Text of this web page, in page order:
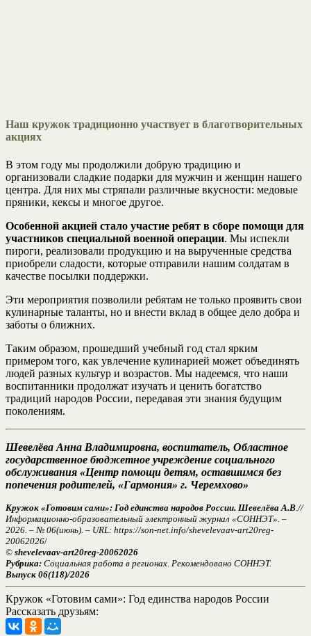
Наш кружок традиционно участвует в благотворительных
акциях
В этом году мы продолжили добрую традицию и
организовали сладкие подарки для мужчин и женщин нашего
центра. Для них мы стряпали различные вкусности: медовые
пряники, кексы и многое другое.
Особенной акцией стало участие ребят в сборе помощи для
участников специальной военной операции. Мы испекли
пироги, реализовали продукцию и на вырученные средства
приобрели сладости, которые отправили нашим солдатам в
качестве посылки поддержки.
Эти мероприятия позволили ребятам не только проявить свои
кулинарные таланты, но и внести вклад в общее дело добра и
заботы о ближних.
Таким образом, прошедший учебный год стал ярким
примером того, как увлечение кулинарией может объединять
людей разных культур и возрастов. Мы надеемся, что наши
воспитанники продолжат изучать и ценить богатство
традиций народов России, передавая эти знания будущим
поколениям.
Шевелёва Анна Владимировна, воспитатель, Областное
государственное бюджетное учреждение социального
обслуживания «Центр помощи детям, оставшимся без
попечения родителей, «Гармония» г. Черемхово»
Кружок «Готовим сами»: Год единства народов России. Шевелёва А.В //
Информационно-образовательный электронный журнал «СОННЭТ». –
2026. – № 06(июнь). – URL: https://son-net.info/shevelevaav-art20reg-
20062026/
© shevelevaav-art20reg-20062026
Рубрика: Социальная работа в регионах Рекомендовано СОННЭТ.
Выпуск 06(118)/2026
Кружок «Готовим сами»: Год единства народов России
Рассказать друзьям: